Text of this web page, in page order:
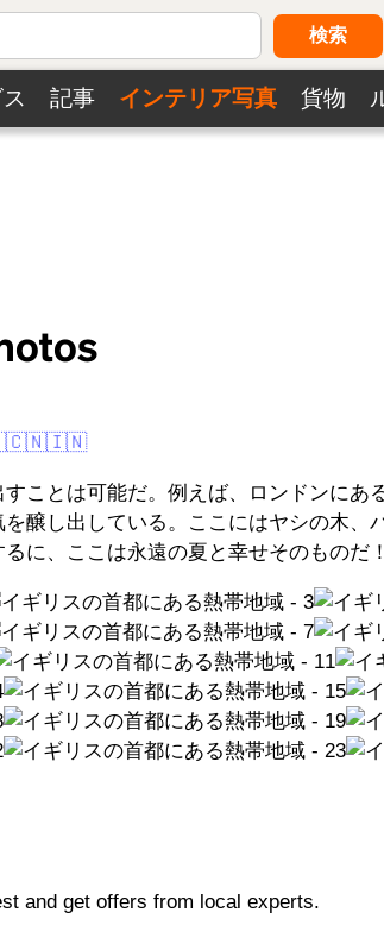
検索
記事 インテリア写真 貨物
🇨🇳🇮🇳
ことは可能だ。例えば、ロンドンに
醸し出している。ここにはヤシの木
に、ここは永遠の夏と幸せそのものだ
and get offers from local experts.